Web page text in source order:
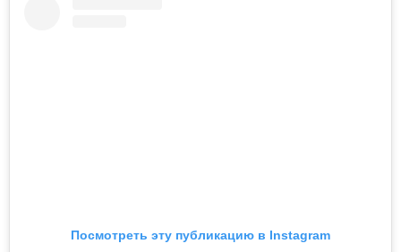
Посмотреть эту публикацию в Instagram